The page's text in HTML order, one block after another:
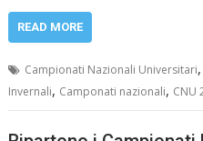
READ MORE
Campionati Nazionali Universitari,
Invernali, Camponati nazionali, CNU